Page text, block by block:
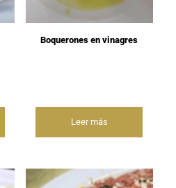
Boquerones en vinagres
Leer más